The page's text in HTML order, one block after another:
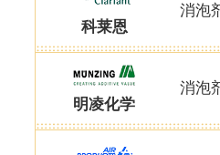
科莱恩
消泡
明凌化学
消泡